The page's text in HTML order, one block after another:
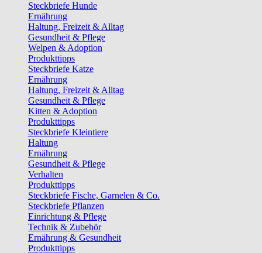
Steckbriefe Hunde
Ernährung
Haltung, Freizeit & Alltag
Gesundheit & Pflege
Welpen & Adoption
Produkttipps
Steckbriefe Katze
Ernährung
Haltung, Freizeit & Alltag
Gesundheit & Pflege
Kitten & Adoption
Produkttipps
Steckbriefe Kleintiere
Haltung
Ernährung
Gesundheit & Pflege
Verhalten
Produkttipps
Steckbriefe Fische, Garnelen & Co.
Steckbriefe Pflanzen
Einrichtung & Pflege
Technik & Zubehör
Ernährung & Gesundheit
Produkttipps